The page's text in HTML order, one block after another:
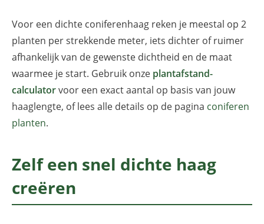
Voor een dichte coniferenhaag reken je meestal op 2
planten per strekkende meter, iets dichter of ruimer
afhankelijk van de gewenste dichtheid en de maat
waarmee je start. Gebruik onze plantafstand-
calculatorvoor een exact aantal op basis van jouw
haaglengte, of lees alle details op de pagina coniferen
planten.
Zelf een snel dichte haag
creëren